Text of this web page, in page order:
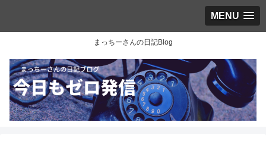
MENU
まっちーさんの日記Blog